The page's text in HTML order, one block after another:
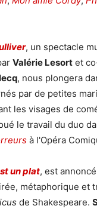
, un spectacle
Valérie Lesort et
, nous plongera
par de petites
les visages de
le travail du duo
à l'Opéra
un plat, est
métaphorique et
de Shakespeare.